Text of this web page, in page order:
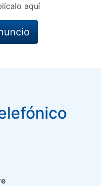
aquí